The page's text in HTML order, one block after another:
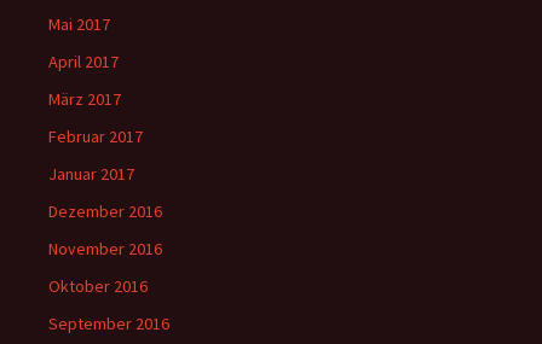
Mai 2017
April 2017
März 2017
Februar 2017
Januar 2017
Dezember 2016
November 2016
Oktober 2016
September 2016